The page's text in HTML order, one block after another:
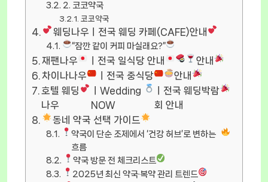
2. 코코약국
코코약국
웨딩나우ㅣ전국 웨딩 카페(CAFE)안내
“잠깐 같이 커피 마실래요?”
재팬나우 ㅣ전국 일식당 안내
안내
차이나나우
ㅣ전국 중식당
안내
호텔 웨딩
나우
ㅣWedding
NOW
ㅣ전국 웨딩박람
회 안내
동네 약국 선택 가이드
약국이 단순 조제에서 ‘건강 허브’로 변하는
흐름
약국 방문 전 체크리스트
2025년 최신 약국·복약 관리 트렌드